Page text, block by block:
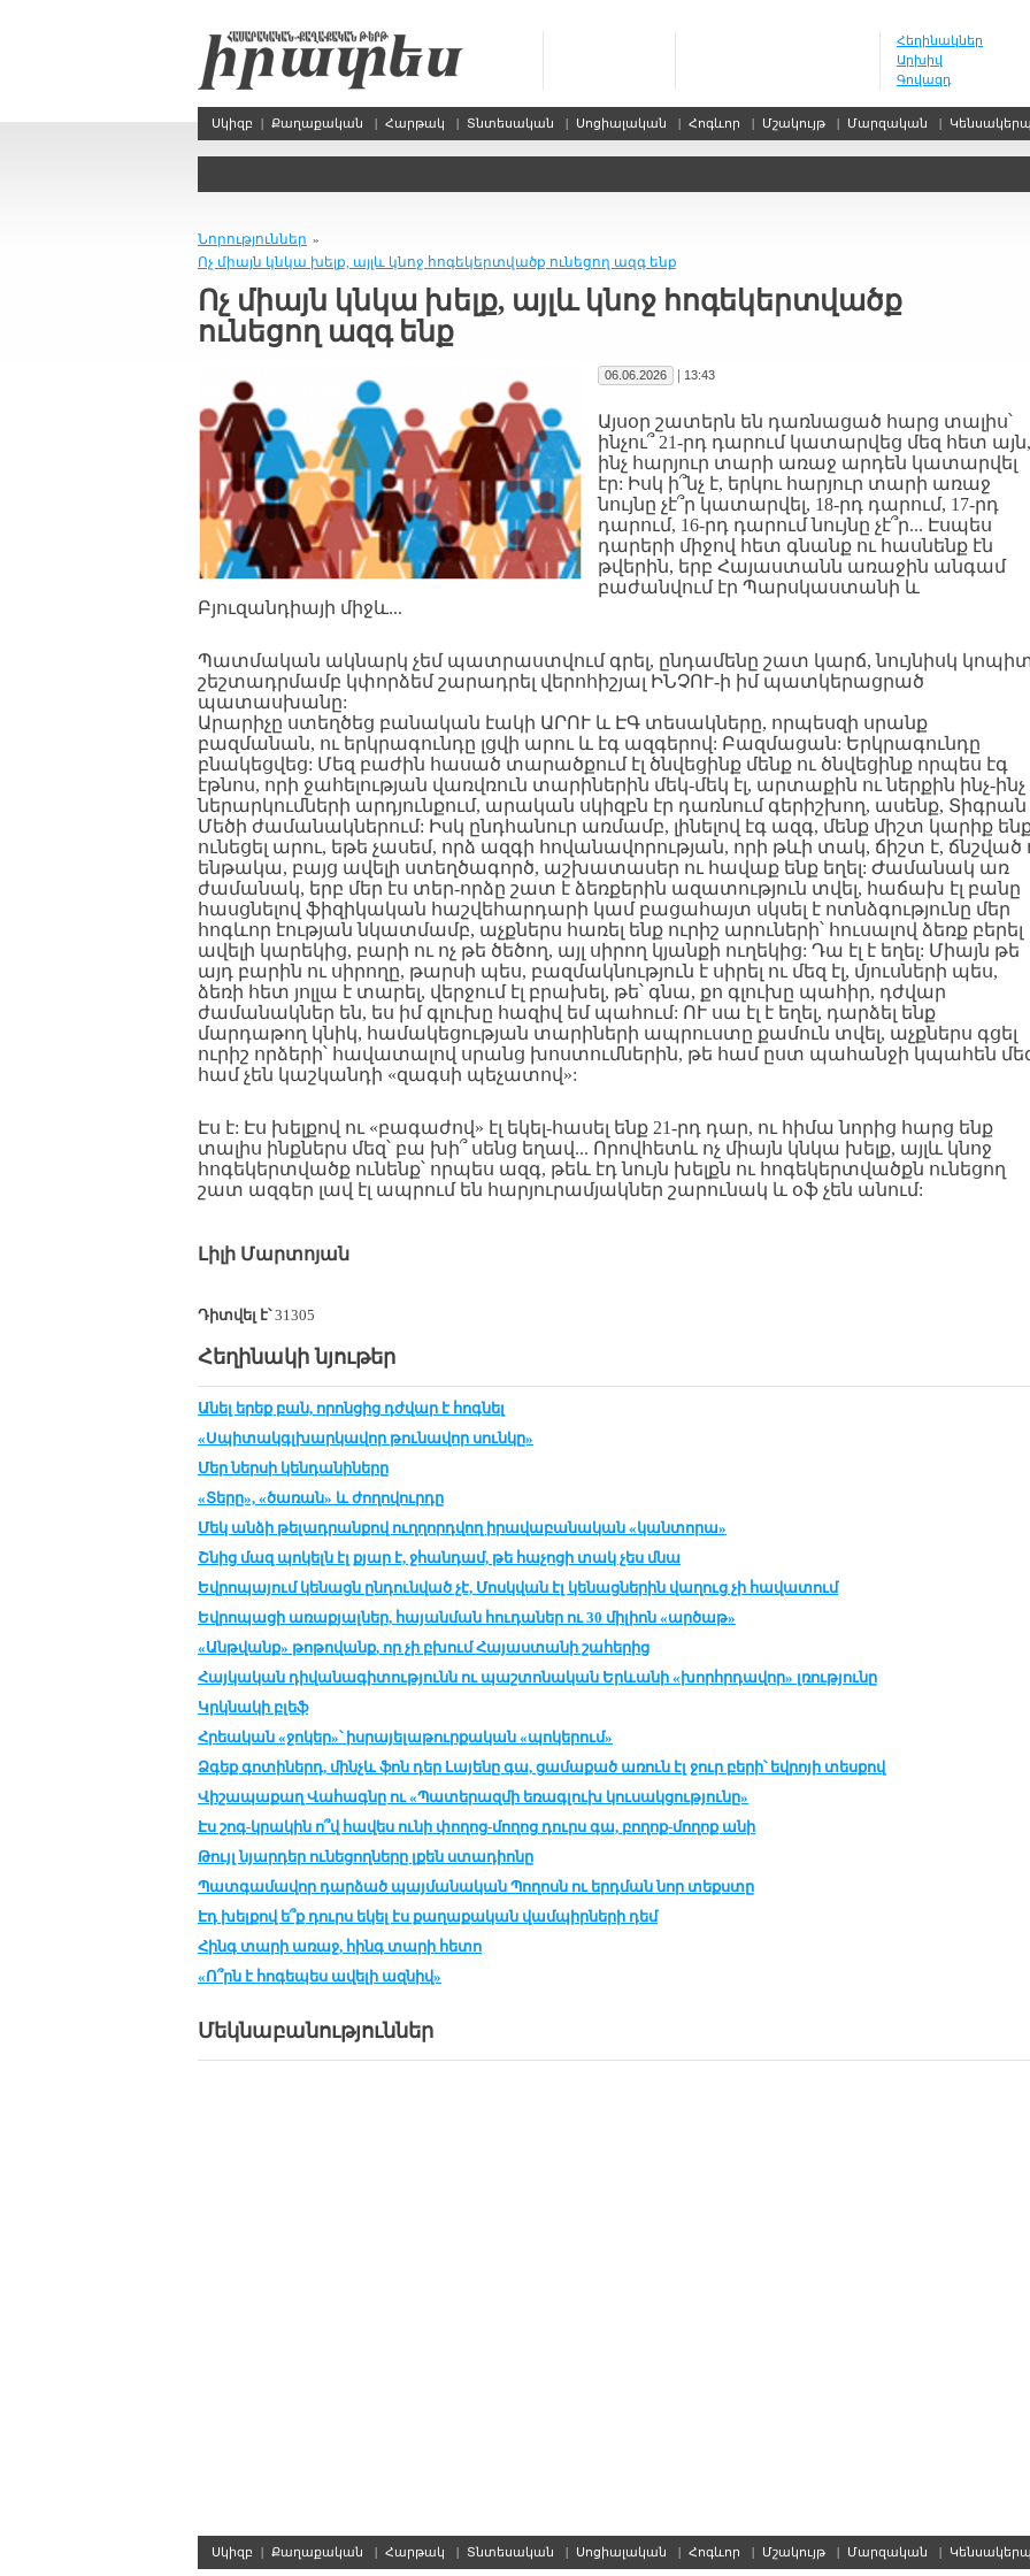
Հեղինակներ
Արխիվ
Գովազդ
Սկիզբ | Քաղաքական | Հարթակ | Տնտեսական | Սոցիալական | Հոգևոր | Մշակույթ | Մարզական | Կենսակերպ
Նորություններ »
Ոչ միայն կնկա խելք, այլև կնոջ հոգեկերտվածք ունեցող ազգ ենք
Ոչ միայն կնկա խելք, այլև կնոջ հոգեկերտվածք
ունեցող ազգ ենք
06.06.2026 | 13:43
Այսօր շատերն են դառնացած հարց տալիս՝
ինչու՞ 21-րդ դարում կատարվեց մեզ հետ այն,
ինչ հարյուր տարի առաջ արդեն կատարվել
էր: Իսկ ի՞նչ է, երկու հարյուր տարի առաջ
նույնը չէ՞ր կատարվել, 18-րդ դարում, 17-րդ
դարում, 16-րդ դարում նույնը չէ՞ր... Էսպես
դարերի միջով հետ գնանք ու հասնենք էն
թվերին, երբ Հայաստանն առաջին անգամ
բաժանվում էր Պարսկաստանի և
Բյուզանդիայի միջև...
Պատմական ակնարկ չեմ պատրաստվում գրել, ընդամենը շատ կարճ, նույնիսկ
շեշտադրմամբ կփորձեմ շարադրել վերոհիշյալ ԻՆՉՈՒ-ի իմ պատկերացրած
պատասխանը:
Արարիչը ստեղծեց բանական էակի ԱՐՈՒ և ԷԳ տեսակները, որպեսզի սրանք
բազմանան, ու երկրագունդը լցվի արու և էգ ազգերով: Բազմացան: Երկրագունդը
բնակեցվեց: Մեզ բաժին հասած տարածքում էլ ծնվեցինք մենք ու ծնվեցինք որպես էգ
էթնոս, որի ջահելության վառվռուն տարիներին մեկ-մեկ էլ, արտաքին ու ներքին ինչ-ինչ
ներարկումների արդյունքում, արական սկիզբն էր դառնում գերիշխող, ասենք, Տիգրան
Մեծի ժամանակներում: Իսկ ընդհանուր առմամբ, լինելով էգ ազգ, մենք միշտ կարիք
ունեցել արու, եթե չասեմ, որձ ազգի հովանավորության, որի թևի տակ, ճիշտ է, ճնշված
ենթակա, բայց ավելի ստեղծագործ, աշխատասեր ու հավաք ենք եղել: Ժամանակ առ
ժամանակ, երբ մեր էս տեր-որձը շատ է ձեռքերին ազատություն տվել, հաճախ էլ բանը
հասցնելով ֆիզիկական հաշվեհարդարի կամ բացահայտ սկսել է ոտնձգությունը մեր
հոգևոր էության նկատմամբ, աչքներս հառել ենք ուրիշ արուների՝ հուսալով ձեռք բերել
ավելի կարեկից, բարի ու ոչ թե ծեծող, այլ սիրող կյանքի ուղեկից: Դա էլ է եղել: Միայն թե
այդ բարին ու սիրողը, թարսի պես, բազմակնություն է սիրել ու մեզ էլ, մյուսների պես,
ձեռի հետ յոլլա է տարել, վերջում էլ բրախել, թե՝ գնա, քո գլուխը պահիր, դժվար
ժամանակներ են, ես իմ գլուխը հազիվ եմ պահում: ՈՒ սա էլ է եղել, դարձել ենք
մարդաթող կնիկ, համակեցության տարիների ապրուստը քամուն տվել, աչքներս գցել
ուրիշ որձերի՝ հավատալով սրանց խոստումներին, թե համ ըստ պահանջի կպահեն
համ չեն կաշկանդի «զագսի պեչատով»:
Էս է: Էս խելքով ու «բագաժով» էլ եկել-հասել ենք 21-րդ դար, ու հիմա նորից հարց ենք
տալիս ինքներս մեզ՝ բա խի՞ սենց եղավ... Որովհետև ոչ միայն կնկա խելք, այլև կնոջ
հոգեկերտվածք ունենք՝ որպես ազգ, թեև էդ նույն խելքն ու հոգեկերտվածքն ունեցող
շատ ազգեր լավ էլ ապրում են հարյուրամյակներ շարունակ և օֆ չեն անում:
Լիլի Մարտոյան
Դիտվել է՝31305
Հեղինակի նյութեր
Անել երեք բան, որոնցից դժվար է հոգնել
«Սպիտակգլխարկավոր թունավոր սունկը»
Մեր ներսի կենդանիները
«Տերը», «ծառան» և ժողովուրդը
Մեկ անձի թելադրանքով ուղղորդվող իրավաբանական «կանտորա»
Շնից մազ պոկելն էլ քյար է, ջհանդամ, թե հաչոցի տակ չես մնա
Եվրոպայում կենացն ընդունված չէ, Մոսկվան էլ կենացներին վաղուց չի հավատում
Եվրոպացի առաքյալներ, հայանման հուդաներ ու 30 միլիոն «արծաթ»
«Անթվանք» թոթովանք, որ չի բխում Հայաստանի շահերից
Հայկական դիվանագիտությունն ու պաշտոնական Երևանի «խորհրդավոր» լռությունը
Կրկնակի բլեֆ
Հրեական «ջոկեր»՝ իսրայելաթուրքական «պոկերում»
Ձգեք գոտիներդ, մինչև ֆոն դեր Լայենը գա, ցամաքած առուն էլ ջուր բերի՝ եվրոյի տեսքով
Վիշապաքաղ Վահագնը ու «Պատերազմի եռագլուխ կուսակցությունը»
Էս շոգ-կրակին ո՞վ հավես ունի փողոց-մողոց դուրս գա, բողոք-մողոք անի
Թույլ նյարդեր ունեցողները լքեն ստադիոնը
Պատգամավոր դարձած պայմանական Պողոսն ու երդման նոր տեքստը
Էդ խելքով ե՞ք դուրս եկել էս քաղաքական վամպիրների դեմ
Հինգ տարի առաջ, հինգ տարի հետո
«Ո՞րն է հոգեպես ավելի ազնիվ»
Մեկնաբանություններ
Սկիզբ | Քաղաքական | Հարթակ | Տնտեսական | Սոցիալական | Հոգևոր | Մշակույթ | Մարզական | Կենսակերպ